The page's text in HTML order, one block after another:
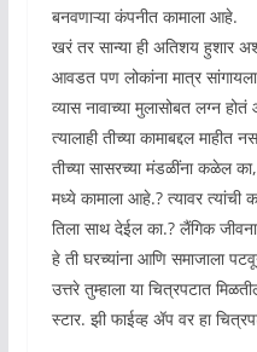
बनवणाऱ्या कंपनीत कामाला आहे.
खरं तर सान्या ही अतिशय हुशार
आवडत पण लोकांना मात्र
व्यास नावाच्या मुलासोबत लग्न
त्यालाही तीच्या कामाबद्दल माहीत
तीच्या सासरच्या मंडळींना कळेल
मध्ये कामाला आहे.? त्यावर त्यांची
तिला साथ देईल का.? लैंगिक
हे ती घरच्यांना आणि समाजाला
उत्तरे तुम्हाला या चित्रपटात
स्टार. झी फाईव्ह ॲप वर हा